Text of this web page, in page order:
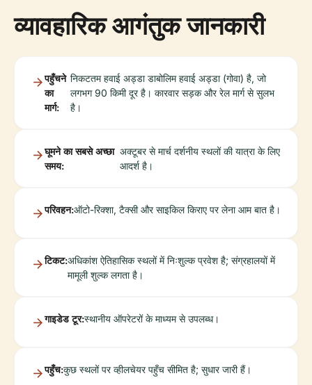
व्यावहारिक आगंतुक जानकारी
पहुँचने
का
मार्ग:
निकटतम हवाई अड्डा डाबोलिम हवाई अड्डा (गोवा) है, जो
लगभग 90 किमी दूर है। कारवार सड़क और रेल मार्ग से सुलभ
है।
घूमने का सबसे अच्छा
समय:
अक्टूबर से मार्च दर्शनीय स्थलों की यात्रा के लिए
आदर्श है।
परिवहन:ऑटो-रिक्शा, टैक्सी और साइकिल किराए पर लेना आम बात है।
टिकट:अधिकांश ऐतिहासिक स्थलों में निःशुल्क प्रवेश है; संग्रहालयों में
मामूली शुल्क लगता है।
गाइडेड टूर:स्थानीय ऑपरेटरों के माध्यम से उपलब्ध।
पहुँच:कुछ स्थलों पर व्हीलचेयर पहुँच सीमित है; सुधार जारी हैं।